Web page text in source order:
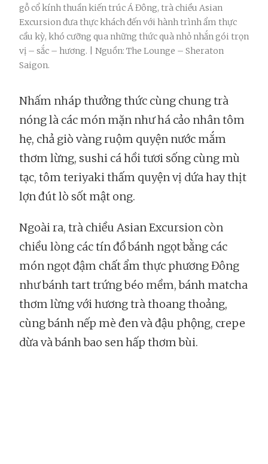
gỗ cổ kính thuần kiến trúc Á Đông, trà chiều Asian
Excursion đưa thực khách đến với hành trình ẩm thực
cầu kỳ, khó cưỡng qua những thức quà nhỏ nhắn gói trọn
vị – sắc – hương. | Nguồn: The Lounge – Sheraton
Saigon.
Nhấm nháp thưởng thức cùng chung trà
nóng là các món mặn như há cảo nhân tôm
hẹ, chả giò vàng ruộm quyện nước mắm
thơm lừng, sushi cá hồi tươi sống cùng mù
tạc, tôm teriyaki thấm quyện vị dứa hay thịt
lợn đút lò sốt mật ong.
Ngoài ra, trà chiều Asian Excursion còn
chiều lòng các tín đồ bánh ngọt bằng các
món ngọt đậm chất ẩm thực phương Đông
như bánh tart trứng béo mềm, bánh matcha
thơm lừng với hương trà thoang thoảng,
cùng bánh nếp mè đen và đậu phộng, crepe
dừa và bánh bao sen hấp thơm bùi.